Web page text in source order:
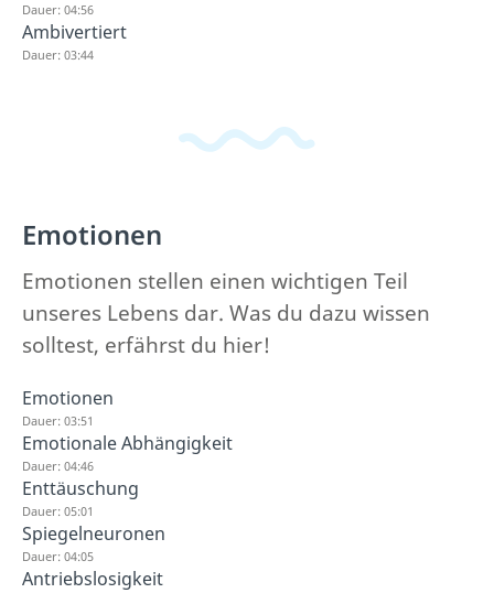
Dauer: 04:56
Ambivertiert
Dauer: 03:44
Emotionen
Emotionen stellen einen wichtigen Teil
unseres Lebens dar. Was du dazu wissen
solltest, erfährst du hier!
Emotionen
Dauer: 03:51
Emotionale Abhängigkeit
Dauer: 04:46
Enttäuschung
Dauer: 05:01
Spiegelneuronen
Dauer: 04:05
Antriebslosigkeit